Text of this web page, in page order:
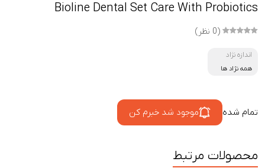
Bioline Dental Set Care With Probiotics
(0 نظر)
اندازه نژاد
همه نژاد ها
تمام شده موجود شد خبرم کن
محصولات مرتبط